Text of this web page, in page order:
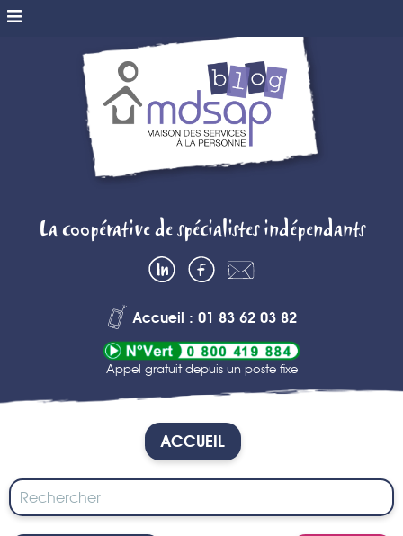
MDSAP BLOG
– MAISON DES
SERVICES A
LA PERSONNE
La coopérative de spécialistes indépendants
nous
Accueil : 01 83 62 03 82
Appel gratuit depuis un poste fixe
ACCUEIL